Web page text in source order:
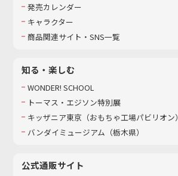
発売カレンダー
キャラクター
商品関連サイト・SNS一覧
知る・楽しむ
WONDER! SCHOOL
トーマス・エジソン特別展
キッザニア東京（おもちゃ工場パビリオン）​
バンダイミュージアム（栃木県）
公式通販サイト